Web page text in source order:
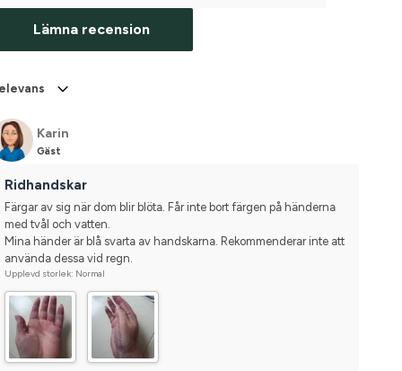
Lämna recension
Karin
Gäst
Ridhandskar
Färgar av sig när dom blir blöta. Får inte bort färgen på händerna
med tvål och vatten.
Mina händer är blå svarta av handskarna. Rekommenderar inte att
använda dessa vid regn.
Upplevd storlek: Normal